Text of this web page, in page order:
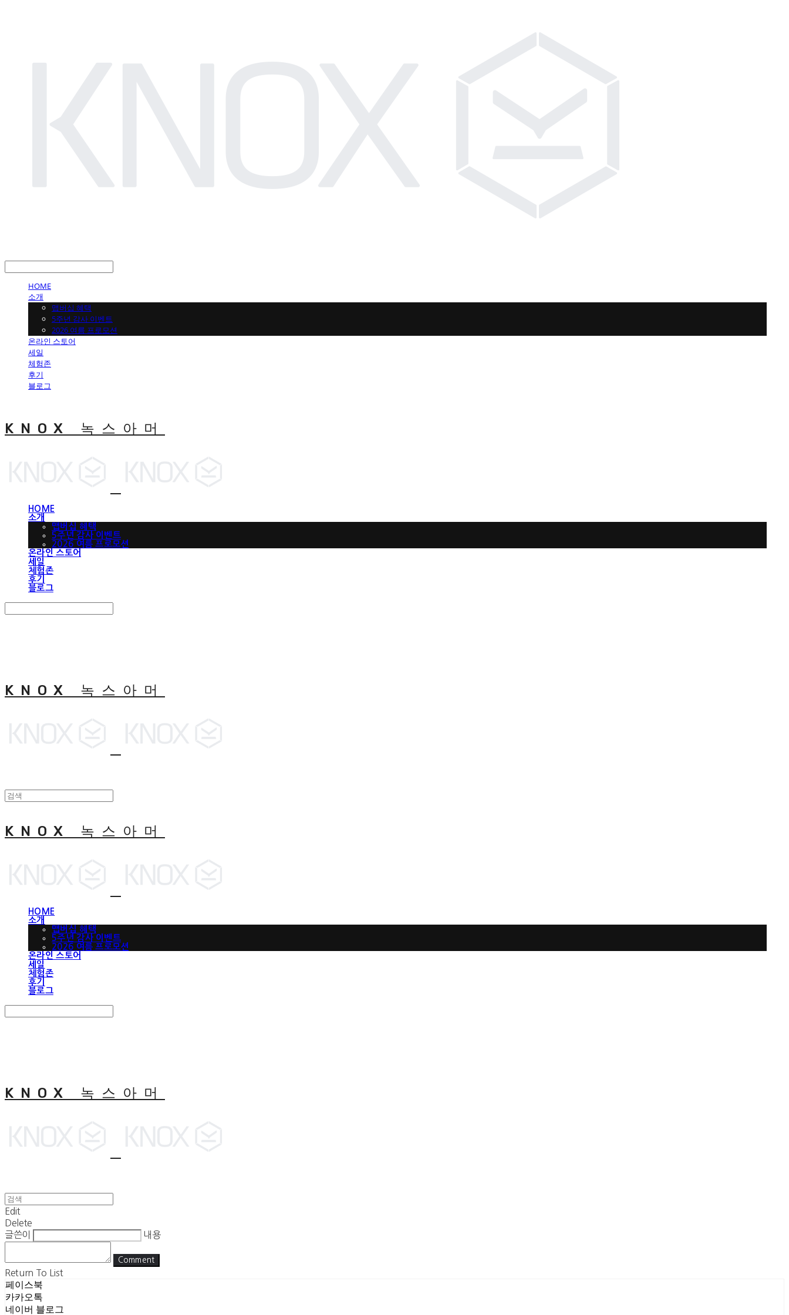
HOME
소개
맵버십 혜택
5주년 감사 이벤트
2026 여름 프로모션
온라인 스토어
세일
체험존
후기
블로그
KNOX 녹스아머
HOME
소개
맵버십 혜택
5주년 감사 이벤트
2026 여름 프로모션
온라인 스토어
세일
체험존
후기
블로그
KNOX 녹스아머
KNOX 녹스아머
HOME
소개
맵버십 혜택
5주년 감사 이벤트
2026 여름 프로모션
온라인 스토어
세일
체험존
후기
블로그
KNOX 녹스아머
Edit
Delete
글쓴이
내용
Comment
Return To List
페이스북
카카오톡
네이버 블로그